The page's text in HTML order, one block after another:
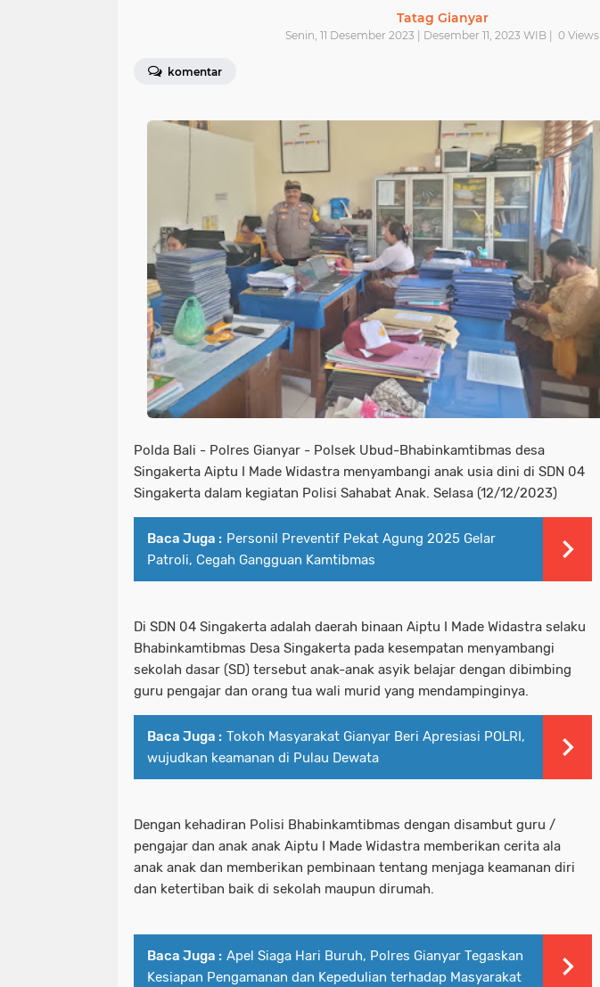
Tatag Gianyar
Senin, 11 Desember 2023 | Desember 11, 2023 WIB | 0 Views
komentar
Polda Bali - Polres Gianyar - Polsek Ubud-Bhabinkamtibmas desa
Singakerta Aiptu I Made Widastra menyambangi anak usia dini di SDN 04
Singakerta dalam kegiatan Polisi Sahabat Anak. Selasa (12/12/2023)
Baca Juga : Personil Preventif Pekat Agung 2025 Gelar
Patroli, Cegah Gangguan Kamtibmas
Di SDN 04 Singakerta adalah daerah binaan Aiptu I Made Widastra selaku
Bhabinkamtibmas Desa Singakerta pada kesempatan menyambangi
sekolah dasar (SD) tersebut anak-anak asyik belajar dengan dibimbing
guru pengajar dan orang tua wali murid yang mendampinginya.
Baca Juga : Tokoh Masyarakat Gianyar Beri Apresiasi POLRI,
wujudkan keamanan di Pulau Dewata
Dengan kehadiran Polisi Bhabinkamtibmas dengan disambut guru /
pengajar dan anak anak Aiptu I Made Widastra memberikan cerita ala
anak anak dan memberikan pembinaan tentang menjaga keamanan diri
dan ketertiban baik di sekolah maupun dirumah.
Baca Juga : Apel Siaga Hari Buruh, Polres Gianyar Tegaskan
Kesiapan Pengamanan dan Kepedulian terhadap Masyarakat